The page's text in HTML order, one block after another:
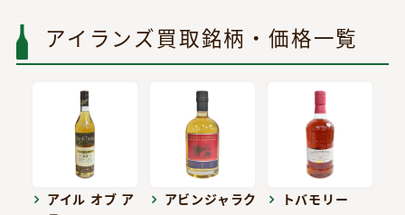
アイランズ買取銘柄・価格一覧
アイル オブ ア
アビンジャラク トバモリー